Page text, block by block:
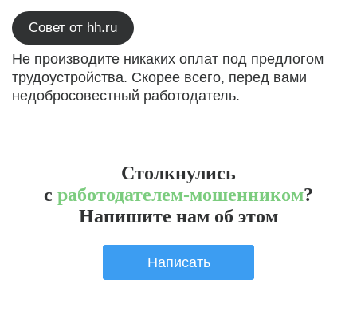
Совет от hh.ru
Не производите никаких оплат под предлогом
трудоустройства. Скорее всего, перед вами
недобросовестный работодатель.
Столкнулись
с работодателем-мошенником?
Напишите нам об этом
Написать